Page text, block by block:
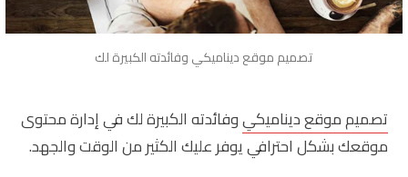
تصميم موقع ديناميكي وفائدته الكبيرة لك
تصميم موقع ديناميكيوفائدته الكبيرة لك في إدارة محتوى
موقعك بشكل احترافي يوفر عليك الكثير من الوقت والجهد.